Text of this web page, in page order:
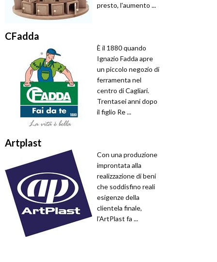
presto, l'aumento ...
CFadda
È il 1880 quando
Ignazio Fadda apre
un piccolo negozio di
ferramenta nel
centro di Cagliari.
Trentasei anni dopo
il figlio Re ...
Artplast
Con una produzione
improntata alla
realizzazione di beni
che soddisfino reali
esigenze della
clientela finale,
l'ArtPlast fa ...